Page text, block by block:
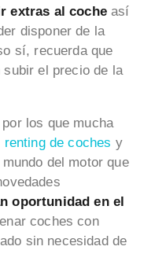
extras al cocheasí
disponer de la
sí, recuerda que
el precio de la
los que mucha
de coches y
del motor que
oportunidad en el
coches con
sin necesidad de